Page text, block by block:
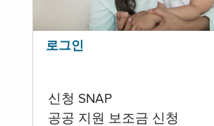
로그인
신청 SNAP
공공 지원 보조금 신청